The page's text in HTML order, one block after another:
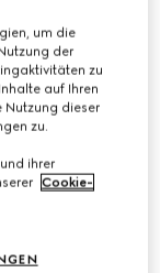
um die
der
zu
auf Ihren
Nutzung dieser
zu.
ihrer
Cookie-